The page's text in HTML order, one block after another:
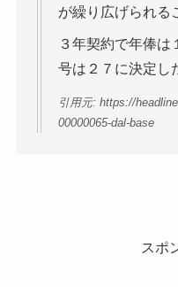
が繰り広げられる
３年契約で年俸は
号は２７に決定し
引用元: https://
00000065-dal-base
スポ